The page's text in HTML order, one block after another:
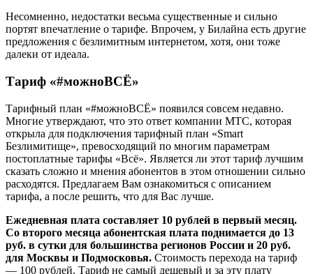
Несомненно, недостатки весьма существенные и сильно
портят впечатление о тарифе. Впрочем, у Билайна есть другие
предложения с безлимитным интернетом, хотя, они тоже
далеки от идеала.
Тариф «#можноВСЁ»
Тарифный план «#можноВСЁ» появился совсем недавно.
Многие утверждают, что это ответ компании МТС, которая
открыла для подключения тарифный план «Smart
Безлимитище», превосходящий по многим параметрам
постоплатные тарифы «Всё». Является ли этот тариф лучшим
сказать сложно и мнения абонентов в этом отношении сильно
расходятся. Предлагаем Вам ознакомиться с описанием
тарифа, а после решить, что для Вас лучше.
Ежедневная плата составляет 10 рублей в первый месяц.
Со второго месяца абонентская плата поднимается до 13
руб. в сутки для большинства регионов России и 20 руб.
для Москвы и Подмосковья. Стоимость перехода на тариф
— 100 рублей. Тариф не самый дешевый и за эту плату